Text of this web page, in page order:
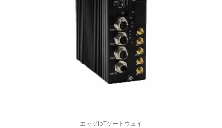
エッジIoTゲートウェイ